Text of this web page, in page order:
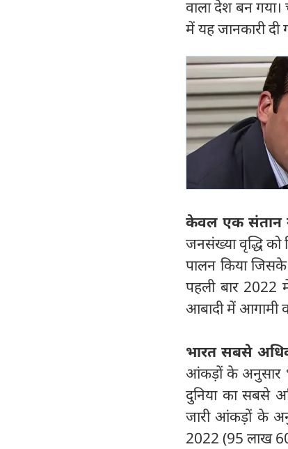
वाला देश बन
में यह जानकारी
केवल एक संतान
जनसंख्या वृद्धि
पालन किया
पहली बार 2022
आबादी में आगामी
भारत सबसे
आंकड़ों के अनुसार
दुनिया का सबसे
जारी आंकड़ों के
2022 (95 लाख